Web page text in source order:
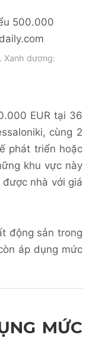
Xanh dương:
EUR tại 36
cùng 2
phát triển hoặc
khu vực này
nhà với giá
động sản trong
áp dụng mức
MỨC